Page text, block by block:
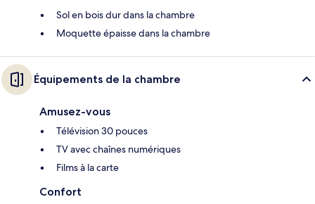
Sol en bois dur dans la chambre
Moquette épaisse dans la chambre
Équipements de la chambre
Amusez-vous
Télévision 30 pouces
TV avec chaînes numériques
Films à la carte
Confort